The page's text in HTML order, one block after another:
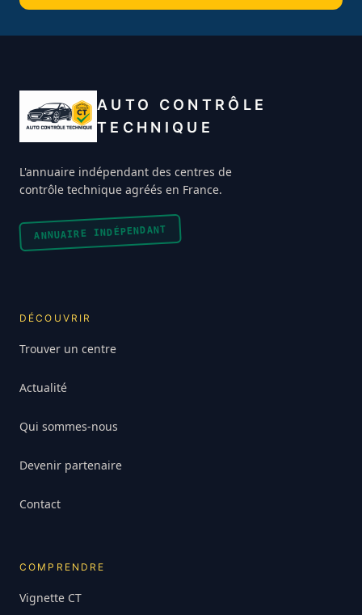
AUTO CONTRÔLE
TECHNIQUE
L'annuaire indépendant des centres de
contrôle technique agréés en France.
ANNUAIRE INDÉPENDANT
DÉCOUVRIR
Trouver un centre
Actualité
Qui sommes-nous
Devenir partenaire
Contact
COMPRENDRE
Vignette CT